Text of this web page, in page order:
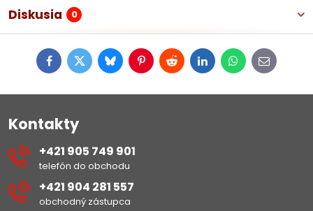
Diskusia 0
FacebookTwitterBlueskyPinterestRedditLinkedInWhatsApp
E-
mail
Kontakty
+421 905 749 901
telefón do obchodu
+421 904 281 557
obchodný zástupca